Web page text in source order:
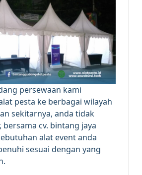
persewaan kami
pesta ke berbagai wilayah
sekitarnya, anda tidak
cv. bintang jaya
alat event anda
sesuai dengan yang